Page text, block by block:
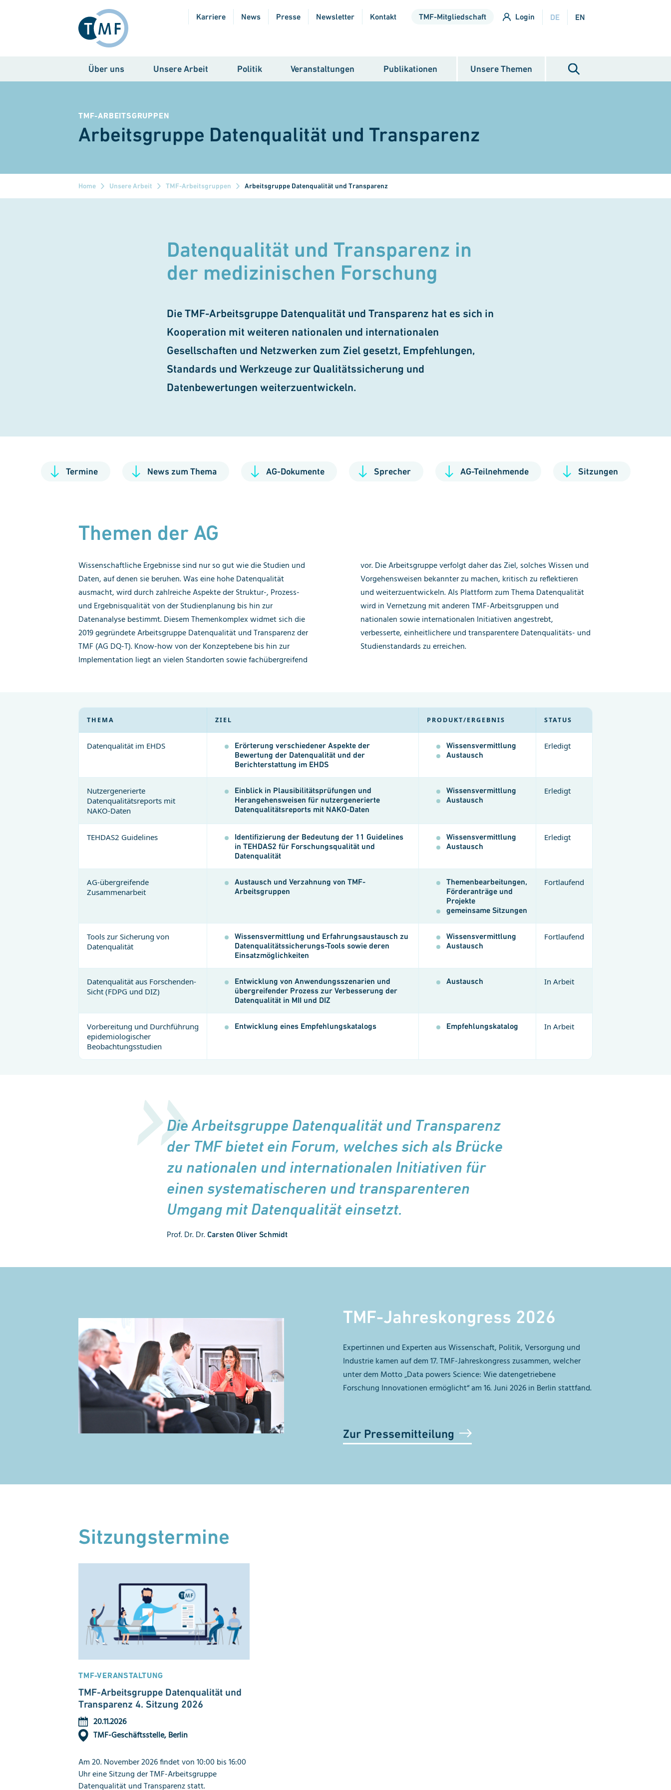
Karriere News Presse Newsletter Kontakt TMF-Mitgliedschaft Login DE EN
Über uns Unsere Arbeit Politik Veranstaltungen Publikationen Unsere Themen
TMF-ARBEITSGRUPPEN
Arbeitsgruppe Datenqualität und Transparenz
Home Unsere Arbeit TMF-Arbeitsgruppen Arbeitsgruppe Datenqualität und Transparenz
Datenqualität und Trans­parenz in
der medizin­ischen For­schung
Die TMF-Arbeitsgruppe Datenqualität und Transparenz hat es sich in
Kooperation mit weiteren nationalen und internationalen
Gesellschaften und Netzwerken zum Ziel gesetzt, Empfehlungen,
Standards und Werkzeuge zur Qualitätssicherung und
Datenbewertungen weiterzuentwickeln.
Termine News zum Thema AG-Dokumente Sprecher AG-Teilnehmende Sitzungen
Themen der AG
Wissenschaftliche Ergebnisse sind nur so gut wie die Studien und
Daten, auf denen sie beruhen. Was eine hohe Datenqualität
ausmacht, wird durch zahlreiche Aspekte der Struktur-, Prozess-
und Ergebnisqualität von der Studienplanung bis hin zur
Datenanalyse bestimmt. Diesem Themenkomplex widmet sich die
2019 gegründete Arbeitsgruppe Datenqualität und Transparenz der
TMF (AG DQ-T). Know-how von der Konzeptebene bis hin zur
Implementation liegt an vielen Standorten sowie fachübergreifend
vor. Die Arbeitsgruppe verfolgt daher das Ziel, solches Wissen und
Vorgehensweisen bekannter zu machen, kritisch zu reflektieren
und weiterzuentwickeln. Als Plattform zum Thema Datenqualität
wird in Vernetzung mit anderen TMF-Arbeitsgruppen und
nationalen sowie internationalen Initiativen angestrebt,
verbesserte, einheitlichere und transparentere Datenqualitäts- und
Studienstandards zu erreichen.
THEMA ZIEL PRODUKT/ERGEBNIS STATUS
Datenqualität im EHDS
Erörterung verschiedener Aspekte der
Bewertung der Datenqualität und der
Berichterstattung im EHDS
Wissensvermittlung
Austausch
Erledigt
Nutzergenerierte
Datenqualitätsreports mit
NAKO-Daten
Einblick in Plausibilitätsprüfungen und
Herangehensweisen für nutzergenerierte
Datenqualitätsreports mit NAKO-Daten
Wissensvermittlung
Austausch
Erledigt
TEHDAS2 Guidelines
Identifizierung der Bedeutung der 11 Guidelines
in TEHDAS2 für Forschungsqualität und
Datenqualität
Wissensvermittlung
Austausch
Erledigt
AG-übergreifende
Zusammenarbeit
Austausch und Verzahnung von TMF-
Arbeitsgruppen
Themenbearbeitungen,
Förderanträge und
Projekte
gemeinsame Sitzungen
Fortlaufend
Tools zur Sicherung von
Datenqualität
Wissensvermittlung und Erfahrungsaustausch zu
Datenqualitätssicherungs-Tools sowie deren
Einsatzmöglichkeiten
Wissensvermittlung
Austausch
Fortlaufend
Datenqualität aus Forschenden-
Sicht (FDPG und DIZ)
Entwicklung von Anwendungsszenarien und
übergreifender Prozess zur Verbesserung der
Datenqualität in MII und DIZ
Austausch In Arbeit
Vorbereitung und Durchführung
epidemiologischer
Beobachtungsstudien
Entwicklung eines Empfehlungskatalogs Empfehlungskatalog In Arbeit
Die Arbeitsgruppe Datenqualität und Transparenz
der TMF bietet ein Forum, welches sich als Brücke
zu nationalen und internationalen Initiativen für
einen systematischeren und transparenteren
Umgang mit Datenqualität einsetzt.
Prof. Dr. Dr. Carsten Oliver Schmidt
TMF-Jahreskongress 2026
Expertinnen und Experten aus Wissenschaft, Politik, Versorgung und
Industrie kamen auf dem 17. TMF-Jahreskongress zusammen, welcher
unter dem Motto „Data powers Science: Wie datengetriebene
Forschung Innovationen ermöglicht“ am 16. Juni 2026 in Berlin stattfand.
Zur Pressemitteilung
Sitzungstermine
TMF-VERANSTALTUNG
TMF-Arbeitsgruppe Datenqualität und
Transparenz 4. Sitzung 2026
20.11.2026
TMF-Geschäftsstelle, Berlin
Am 20. November 2026 findet von 10:00 bis 16:00
Uhr eine Sitzung der TMF-Arbeitsgruppe
Datenqualität und Transparenz statt.